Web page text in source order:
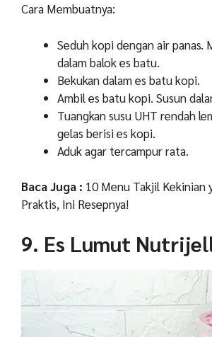
Cara Membuatnya:
Seduh kopi dengan air panas.
dalam balok es batu.
Bekukan dalam es batu kopi.
Ambil es batu kopi. Susun
Tuangkan susu UHT rendah
gelas berisi es kopi.
Aduk agar tercampur rata.
Baca Juga : 10 Menu Takjil Kekinian
Praktis, Ini Resepnya!
9. Es Lumut